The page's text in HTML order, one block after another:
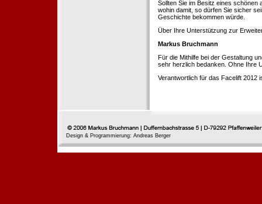
Sollten Sie im Besitz eines schönen
wohin damit, so dürfen Sie sicher
Geschichte bekommen würde.
Über Ihre Unterstützung zur
Markus Bruchmann
Für die Mithilfe bei der Gestaltung
sehr herzlich bedanken. Ohne Ihre
Verantwortlich für das Facelift 2012
Design & Programmierung: Andreas Berger